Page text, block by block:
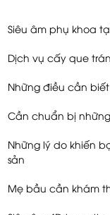
Siêu âm phụ khoa
Dịch vụ cấy que
Những điều cần
Cần chuẩn bị
Những lý do khiến
sản
Mẹ bầu cần khám